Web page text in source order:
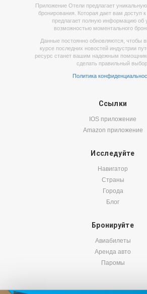
Приложение Отели предлагает
бронирования. Которая дает вам доступ
предлагает полную информацию об
возможностью моментального
Данные постоянно обновляются, чтобы
курсе последних новостей индустрии
ресурс станет вашим надежным
сделать правильный выбор.
Политика
Ссылки
IOS приложение
Amazon приложение
Исследуйте
Навигатор
Страны
Города
Блог
Бронируйте
Авиабилеты
Аренда авто
Паромы